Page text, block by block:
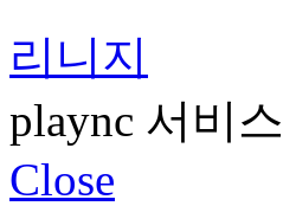
리니지
plaync 서비스
Close